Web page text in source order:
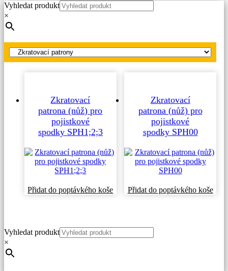
Hlavní strana
Vyhledat produkt
×
Zkratovací
patrona (nůž) pro
pojistkové
spodky SPH1;2;3
Přidat do poptávkého koše
Zkratovací
patrona (nůž) pro
pojistkové
spodky SPH00
Přidat do poptávkého koše
Vyhledat produkt
×